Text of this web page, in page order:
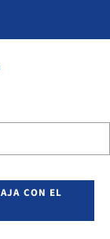
CON EL